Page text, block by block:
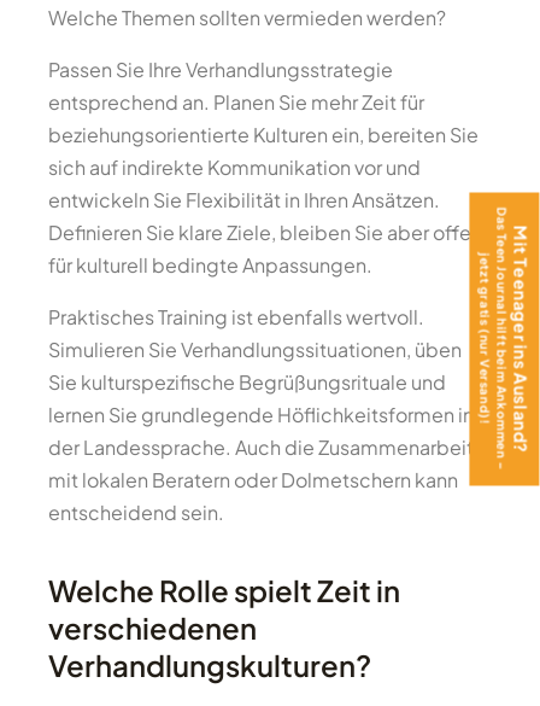
Welche Themen sollten vermieden werden?
Passen Sie Ihre Verhandlungsstrategie
entsprechend an. Planen Sie mehr Zeit für
beziehungsorientierte Kulturen ein, bereiten Sie
sich auf indirekte Kommunikation vor und
entwickeln Sie Flexibilität in Ihren Ansätzen.
Definieren Sie klare Ziele, bleiben Sie aber offen
für kulturell bedingte Anpassungen.
Praktisches Training ist ebenfalls wertvoll.
Simulieren Sie Verhandlungssituationen, üben
Sie kulturspezifische Begrüßungsrituale und
lernen Sie grundlegende Höflichkeitsformen in
der Landessprache. Auch die Zusammenarbeit
mit lokalen Beratern oder Dolmetschern kann
entscheidend sein.
Welche Rolle spielt Zeit in
verschiedenen
Verhandlungskulturen?
Mit Teenager ins Ausland?
Das Teen Journal hilft beim Ankommen –
jetzt gratis (nur Versand)!